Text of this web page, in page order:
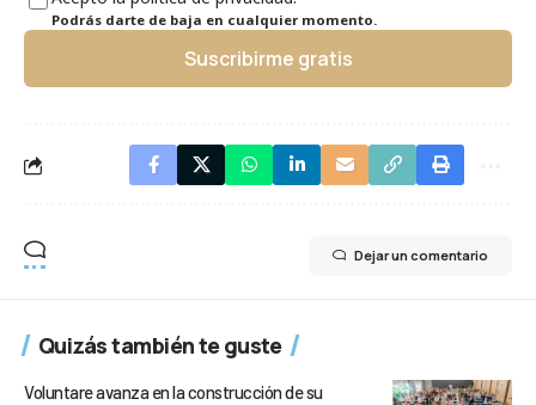
Podrás darte de baja en cualquier momento.
Suscribirme gratis
Dejar un comentario
Quizás también te guste
Voluntare avanza en la construcción de su